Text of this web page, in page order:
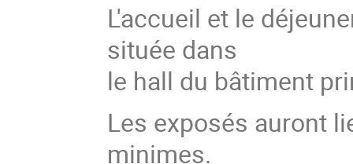
L'accueil et le
située dans
le hall du bâtiment
Les exposés auront
minimes.